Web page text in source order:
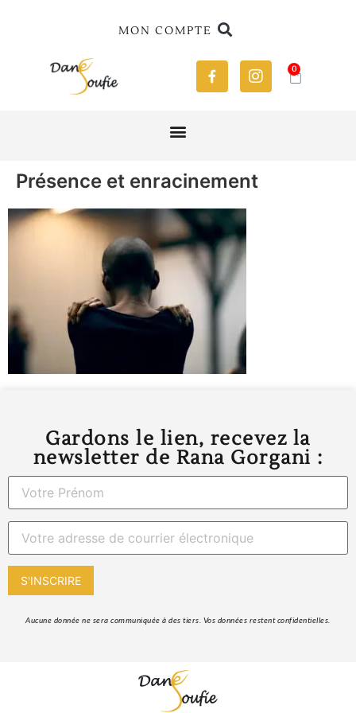
MON COMPTE
0
Présence et enracinement
Gardons le lien, recevez la
newsletter de Rana Gorgani :